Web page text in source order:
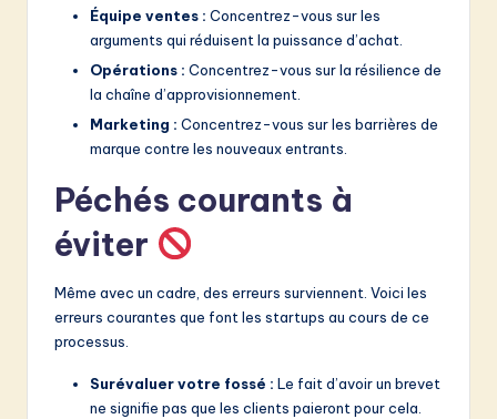
Équipe ventes : Concentrez-vous sur les
arguments qui réduisent la puissance d’achat.
Opérations : Concentrez-vous sur la résilience de
la chaîne d’approvisionnement.
Marketing : Concentrez-vous sur les barrières de
marque contre les nouveaux entrants.
Péchés courants à
éviter
Même avec un cadre, des erreurs surviennent. Voici les
erreurs courantes que font les startups au cours de ce
processus.
Surévaluer votre fossé : Le fait d’avoir un brevet
ne signifie pas que les clients paieront pour cela.